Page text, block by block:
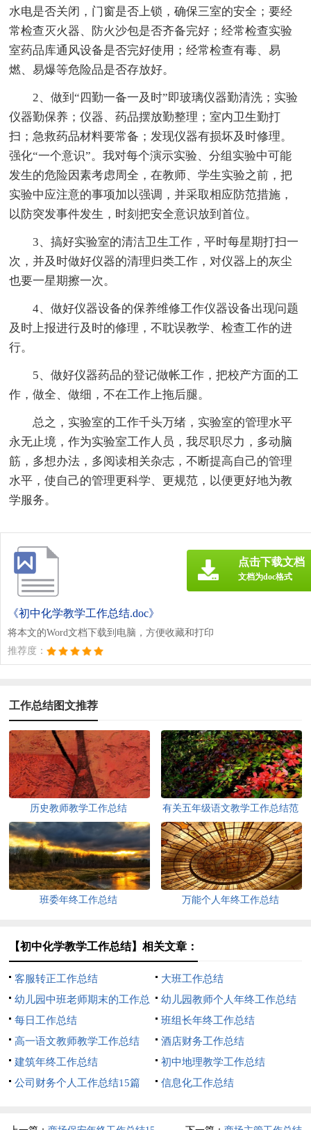
水电是否关闭，门窗是否上锁，确保三室的安全；要经
常检查灭火器、防火沙包是否齐备完好；经常检查实验
室药品库通风设备是否完好使用；经常检查有毒、易
燃、易爆等危险品是否存放好。
2、做到“四勤一备一及时”即玻璃仪器勤清洗；实验
仪器勤保养；仪器、药品摆放勤整理；室内卫生勤打
扫；急救药品材料要常备；发现仪器有损坏及时修理。
强化“一个意识”。我对每个演示实验、分组实验中可能
发生的危险因素考虑周全，在教师、学生实验之前，把
实验中应注意的事项加以强调，并采取相应防范措施，
以防突发事件发生，时刻把安全意识放到首位。
3、搞好实验室的清洁卫生工作，平时每星期打扫一
次，并及时做好仪器的清理归类工作，对仪器上的灰尘
也要一星期擦一次。
4、做好仪器设备的保养维修工作仪器设备出现问题
及时上报进行及时的修理，不耽误教学、检查工作的进
行。
5、做好仪器药品的登记做帐工作，把校产方面的工
作，做全、做细，不在工作上拖后腿。
总之，实验室的工作千头万绪，实验室的管理水平
永无止境，作为实验室工作人员，我尽职尽力，多动脑
筋，多想办法，多阅读相关杂志，不断提高自己的管理
水平，使自己的管理更科学、更规范，以便更好地为教
学服务。
《初中化学教学工作总结.doc》
将本文的Word文档下载到电脑，方便收藏和打印
推荐度：
点击下载文档
文档为doc格式
工作总结图文推荐
历史教师教学工作总结
有关五年级语文教学工作总结范
文
班委年终工作总结 万能个人年终工作总结
【初中化学教学工作总结】相关文章：
客服转正工作总结
大班工作总结
幼儿园中班老师期末的工作总
结
幼儿园教师个人年终工作总结
每日工作总结
班组长年终工作总结
高一语文教师教学工作总结
酒店财务工作总结
建筑年终工作总结
初中地理教学工作总结
公司财务个人工作总结15篇
信息化工作总结